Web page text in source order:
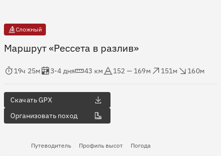
Сложный
Маршрут «Рессета в разлив»
в пути
19ч 25м
Оценка в днях
3-4 дня
Дистанция
43 км
Абсолютная высота
152 — 169м
Набор высоты
151м
160м
Скачать GPX
Организовать поход
Путеводитель Профиль высот Погода